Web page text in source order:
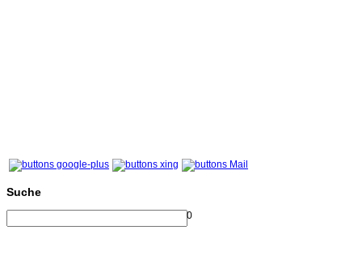
Suche
0